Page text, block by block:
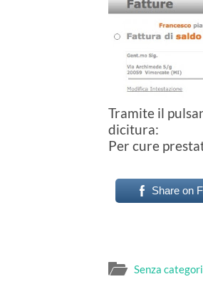
Tramite il
dicitura:
Per cure
Share on
Senza